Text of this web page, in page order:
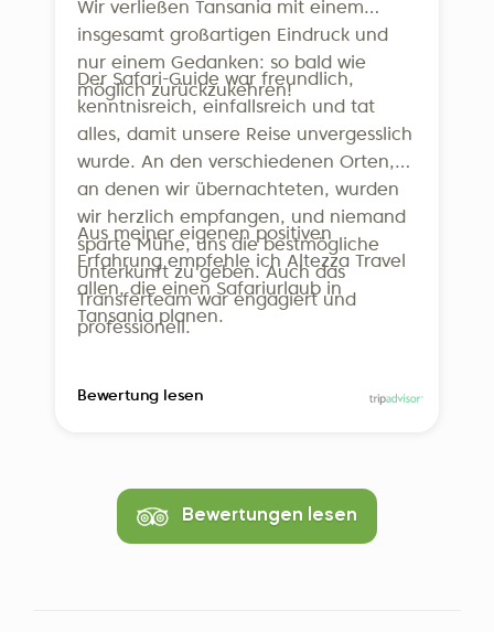
Wir verließen Tansania mit einem
insgesamt großartigen Eindruck und
nur einem Gedanken: so bald wie
möglich zurückzukehren!
Der Safari-Guide war freundlich,
kenntnisreich, einfallsreich und tat
alles, damit unsere Reise unvergesslich
wurde. An den verschiedenen Orten,
an denen wir übernachteten, wurden
wir herzlich empfangen, und niemand
sparte Mühe, uns die bestmögliche
Unterkunft zu geben. Auch das
Transferteam war engagiert und
professionell.
Aus meiner eigenen positiven
Erfahrung empfehle ich Altezza Travel
allen, die einen Safariurlaub in
Tansania planen.
Bewertung lesen
Bewertungen lesen